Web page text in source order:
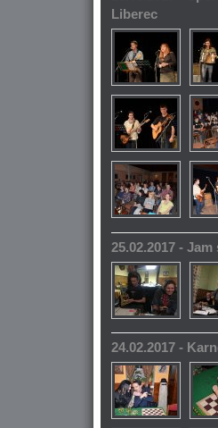
Liberec
25.02.2017 -
24.02.2017 -